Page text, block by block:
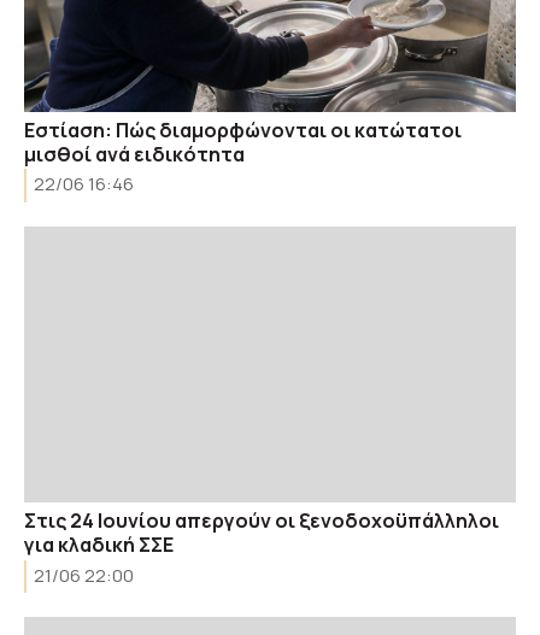
Εστίαση: Πώς διαμορφώνονται οι κατώτατοι
μισθοί ανά ειδικότητα
22/06 16:46
Στις 24 Ιουνίου απεργούν οι ξενοδοχοϋπάλληλοι
για κλαδική ΣΣΕ
21/06 22:00